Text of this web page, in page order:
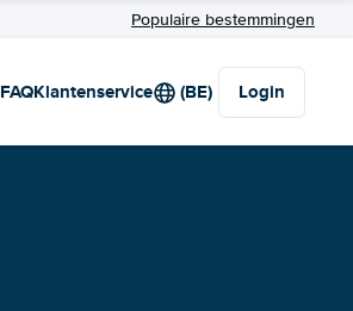
Populaire bestemmingen
FAQKlantenservice (BE) Login